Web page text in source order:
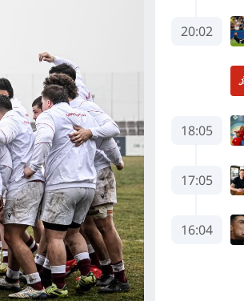
20:02
18:05
17:05
16:04